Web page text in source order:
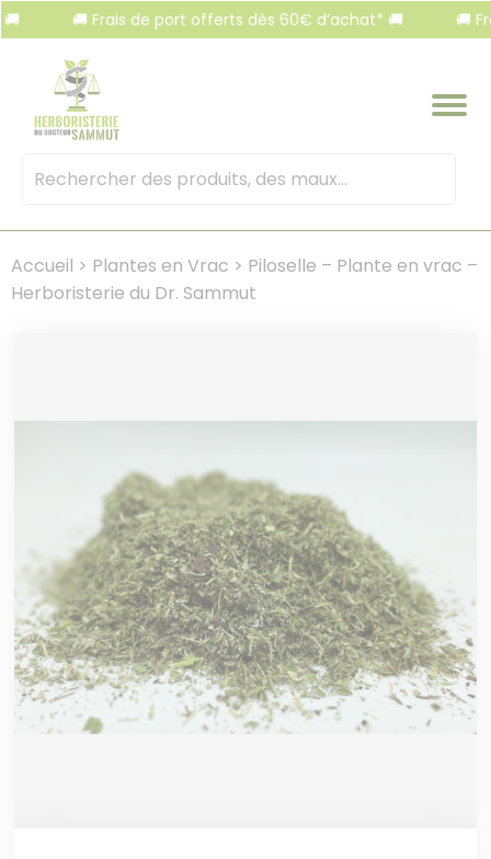
🚚 Frais de port offerts dès 60€ d’achat* 🚚 🚚 Frais
Mots
Accueil > Plantes en Vrac > Piloselle – Plante en vrac –
Herboristerie du Dr. Sammut
Panneau de gestion des cookies